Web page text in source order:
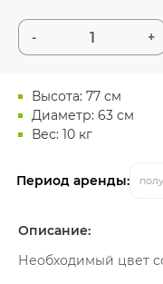
Высота: 77 см
Диаметр: 63 см
Вес: 10 кг
Период аренды:
- +
Описание:
Необходимый цвет